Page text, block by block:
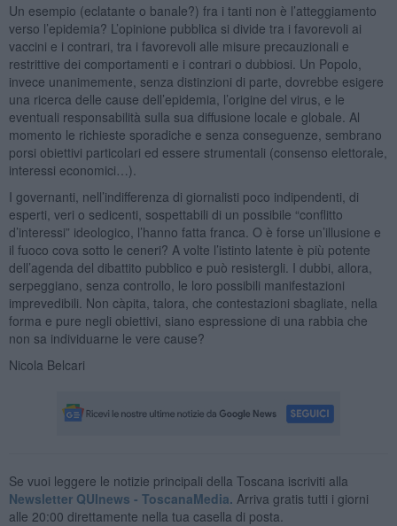
Un esempio (eclatante o banale?) fra i tanti non è l’atteggiamento
verso l’epidemia? L’opinione pubblica si divide tra i favorevoli ai
vaccini e i contrari, tra i favorevoli alle misure precauzionali e
restrittive dei comportamenti e i contrari o dubbiosi. Un Popolo,
invece unanimemente, senza distinzioni di parte, dovrebbe esigere
una ricerca delle cause dell’epidemia, l’origine del virus, e le
eventuali responsabilità sulla sua diffusione locale e globale. Al
momento le richieste sporadiche e senza conseguenze, sembrano
porsi obiettivi particolari ed essere strumentali (consenso elettorale,
interessi economici…).
I governanti, nell’indifferenza di giornalisti poco indipendenti, di
esperti, veri o sedicenti, sospettabili di un possibile “conflitto
d’interessi” ideologico, l’hanno fatta franca. O è forse un’illusione e
il fuoco cova sotto le ceneri? A volte l’istinto latente è più potente
dell’agenda del dibattito pubblico e può resistergli. I dubbi, allora,
serpeggiano, senza controllo, le loro possibili manifestazioni
imprevedibili. Non càpita, talora, che contestazioni sbagliate, nella
forma e pure negli obiettivi, siano espressione di una rabbia che
non sa individuarne le vere cause?
Nicola Belcari
Se vuoi leggere le notizie principali della Toscana iscriviti alla
Newsletter QUInews - ToscanaMedia. Arriva gratis tutti i giorni
alle 20:00 direttamente nella tua casella di posta.